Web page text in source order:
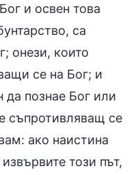
и освен това
са
онези, които
се на Бог; и
да познае Бог или
съпротивляващ се
ако наистина
този път,